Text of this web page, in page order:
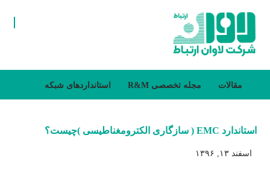
مقالات مجله تخصصی R&M استانداردهای شبکه
استاندارد EMC ( سازگاری الکترومغناطیسی )چیست؟
اسفند ۱۳, ۱۳۹۶